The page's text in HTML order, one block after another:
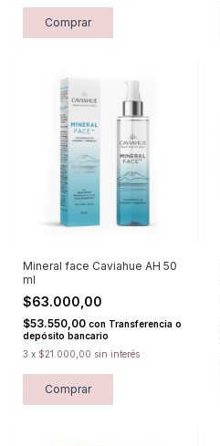
Comprar
Mineral face Caviahue AH 50
ml
$63.000,00
$53.550,00 con Transferencia o
depósito bancario
3 x $21.000,00 sin interés
Comprar